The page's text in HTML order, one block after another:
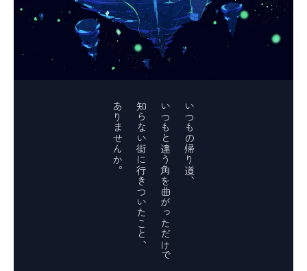
いつもの帰り道、
いつもと違う角を曲がっただけで
知らない街に行きついたこと、
ありませんか。